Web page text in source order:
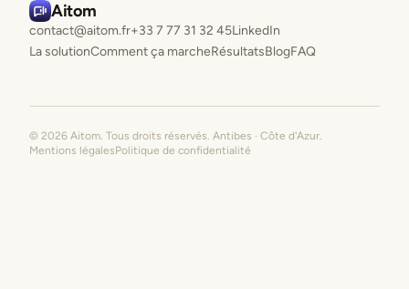
Aitom
contact@aitom.fr+33 7 77 31 32 45LinkedIn
La solutionComment ça marcheRésultatsBlogFAQ
© 2026 Aitom. Tous droits réservés. Antibes · Côte d'Azur.
Mentions légalesPolitique de confidentialité